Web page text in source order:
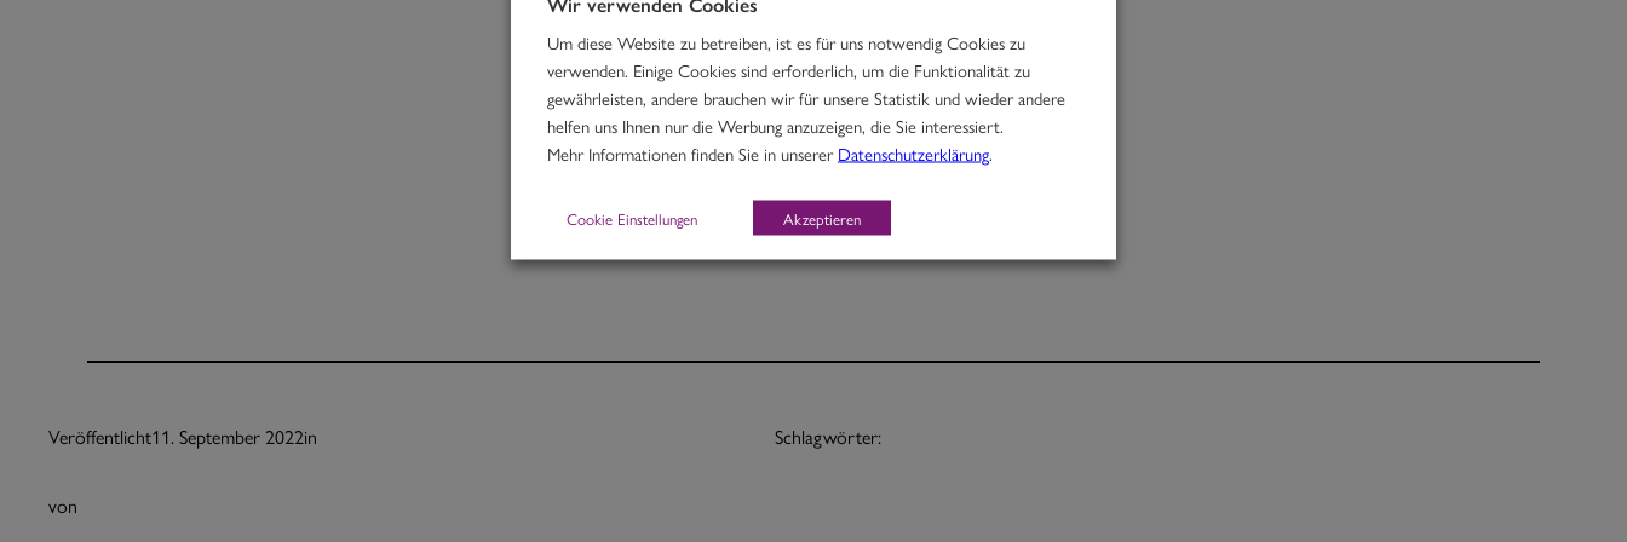
Rindfleisch mit Linsen und Hokkaidokürbis in Kurkuma-Aprikosencurry
M, O
Portion 12,30
Veröffentlicht11. September 2022in
von
Schlagwörter:
Um diese Website zu betreiben, ist es für uns notwendig Cookies zu
verwenden. Einige Cookies sind erforderlich, um die Funktionalität zu
gewährleisten, andere brauchen wir für unsere Statistik und wieder andere
helfen uns Ihnen nur die Werbung anzuzeigen, die Sie interessiert.
Mehr Informationen finden Sie in unsererDatenschutzerklärung
Cookie Einstellungen Akzeptieren